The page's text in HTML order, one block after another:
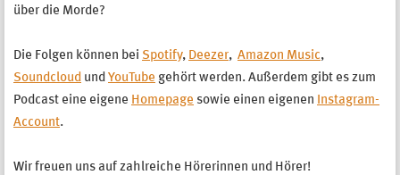
über die Morde?
Die Folgen können bei Spotify, Deezer, Amazon Music,
Soundcloud und YouTube gehört werden. Außerdem gibt es zum
Podcast eine eigene Homepage sowie einen eigenen Instagram-
Account.
Wir freuen uns auf zahlreiche Hörerinnen und Hörer!